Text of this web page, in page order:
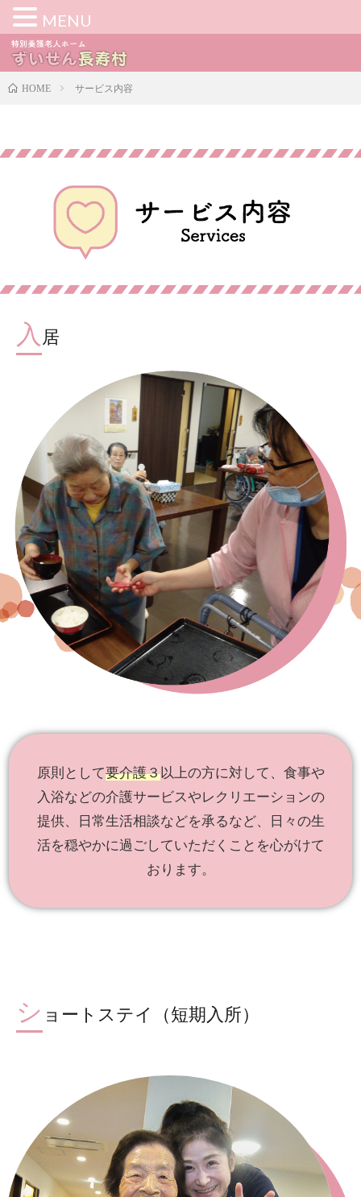
HOME サービス内容
入 居
原則として要介護３以上の方に対して、食事や
入浴などの介護サービスやレクリエーションの
提供、日常生活相談などを承るなど、日々の生
活を穏やかに過ごしていただくことを心がけて
おります。
シ ョートステイ（短期入所）
MENU